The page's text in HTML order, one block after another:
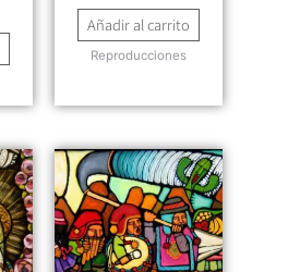
Añadir al carrito
Reproducciones